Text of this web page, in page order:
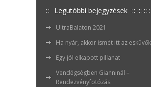
Legutóbbi bejegyzések
UltraBalaton 2021
Ha nyár, akkor ismét itt az
Egy jól elkapott pillanat
Vendégségben Gianninál –
Rendezvényfotózás